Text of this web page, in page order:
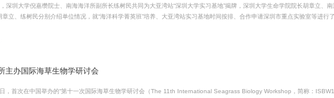
圳大学倪嘉缵院士、南海海洋所副所长练树民共同为大亚湾站“深圳大学实习基地”揭牌，深圳大学生命学院院长胡章立、
章立、练树民分别介绍单位情况，就“海洋科学菁英班”培养、大亚湾站实习基地时间按排、合作申请深圳市重点实验室等进行
主办国际海草生物学研讨会
办的“第十一次国际海草生物学研讨会（The 11th International Seagrass Biology Workshop，简称：ISBW11）”在海南成功举行，来自中